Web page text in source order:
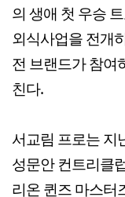
의 생애 첫 우승
외식사업을 전개
전 브랜드가 참여
친다.
서교림 프로는 지
성문안 컨트리클
리온 퀸즈 마스터